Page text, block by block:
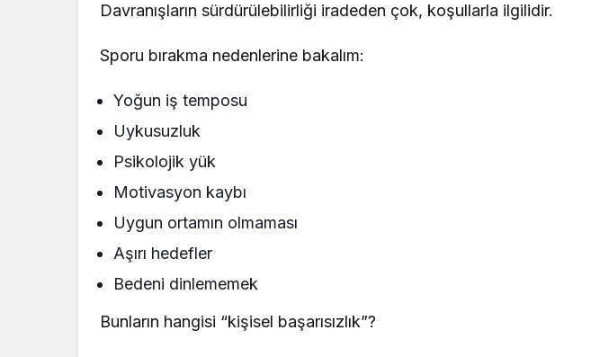
Davranışların sürdürülebilirliği iradeden çok, koşullarla ilgilidir.
Sporu bırakma nedenlerine bakalım:
Yoğun iş temposu
Uykusuzluk
Psikolojik yük
Motivasyon kaybı
Uygun ortamın olmaması
Aşırı hedefler
Bedeni dinlememek
Bunların hangisi “kişisel başarısızlık”?